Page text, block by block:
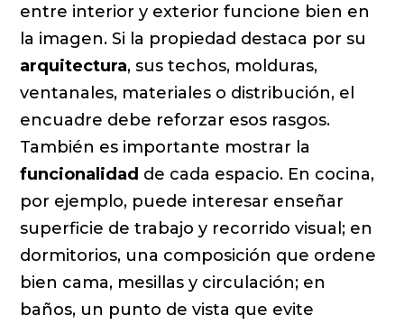
entre interior y exterior funcione bien en
la imagen. Si la propiedad destaca por su
arquitectura, sus techos, molduras,
ventanales, materiales o distribución, el
encuadre debe reforzar esos rasgos.
También es importante mostrar la
funcionalidad de cada espacio. En cocina,
por ejemplo, puede interesar enseñar
superficie de trabajo y recorrido visual; en
dormitorios, una composición que ordene
bien cama, mesillas y circulación; en
baños, un punto de vista que evite